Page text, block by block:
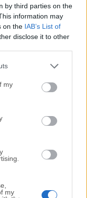
by third parties on the
information may
on the IAB’s List of
disclose it to other
my
my
desees compartir